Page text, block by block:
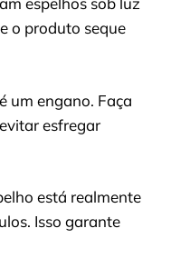
o produto seque
um engano. Faça
esfregar
está realmente
Isso garante